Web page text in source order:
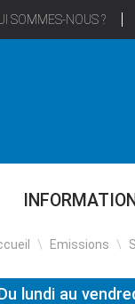
SOMMES-NOUS ?
INFORMATION
\ Emissions \
lundi au